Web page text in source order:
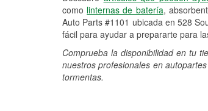
como linternas de batería,
Auto Parts #1101 ubicada en 528
fácil para ayudar a prepararte para
Comprueba la disponibilidad en tu
nuestros profesionales en
tormentas.